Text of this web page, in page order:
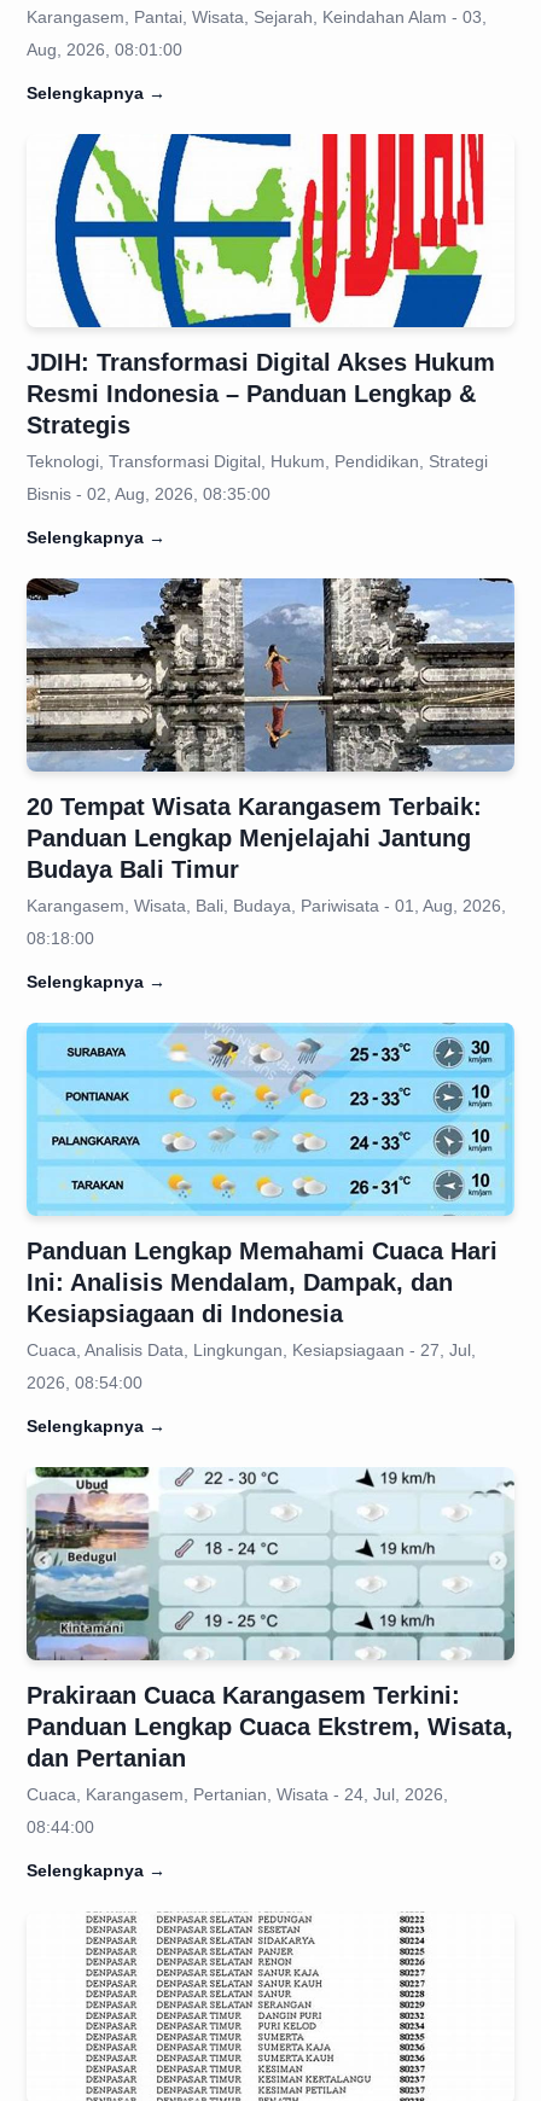
Karangasem, Pantai, Wisata, Sejarah, Keindahan Alam - 03,
Aug, 2026, 08:01:00
Selengkapnya →
JDIH: Transformasi Digital Akses Hukum
Resmi Indonesia – Panduan Lengkap &
Strategis
Teknologi, Transformasi Digital, Hukum, Pendidikan, Strategi
Bisnis - 02, Aug, 2026, 08:35:00
Selengkapnya →
20 Tempat Wisata Karangasem Terbaik:
Panduan Lengkap Menjelajahi Jantung
Budaya Bali Timur
Karangasem, Wisata, Bali, Budaya, Pariwisata - 01, Aug, 2026,
08:18:00
Selengkapnya →
Panduan Lengkap Memahami Cuaca Hari
Ini: Analisis Mendalam, Dampak, dan
Kesiapsiagaan di Indonesia
Cuaca, Analisis Data, Lingkungan, Kesiapsiagaan - 27, Jul,
2026, 08:54:00
Selengkapnya →
Prakiraan Cuaca Karangasem Terkini:
Panduan Lengkap Cuaca Ekstrem, Wisata,
dan Pertanian
Cuaca, Karangasem, Pertanian, Wisata - 24, Jul, 2026,
08:44:00
Selengkapnya →